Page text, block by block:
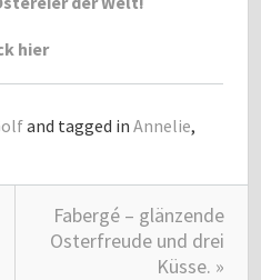
hier
and tagged inAnnelie,
Fabergé – glänzende
Osterfreude und drei
Küsse. »